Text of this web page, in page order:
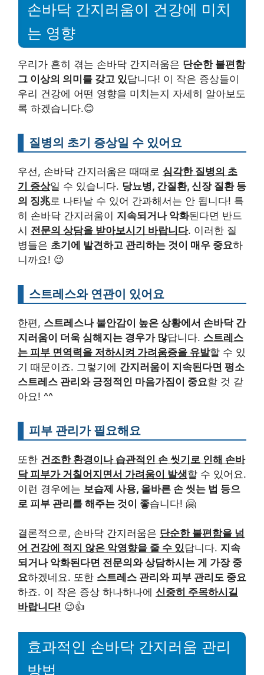
손바닥 간지러움이 건강에 미치
는 영향
우리가 흔히 겪는 손바닥 간지러움은 단순한 불편함
그 이상의 의미를 갖고 있 답니다! 이 작은 증상들이
우리 건강에 어떤 영향을 미치는지 자세히 알아보도
록 하겠습니다.😊
질병의 초기 증상일 수 있어요
우선, 손바닥 간지러움은 때때로 심각한 질병의 초
기 증상일 수 있습니다. 당뇨병, 간질환, 신장 질환 등
의 징兆로 나타날 수 있어 간과해서는 안 됩니다! 특
히 손바닥 간지러움이 지속되거나 악화된다면 반드
시 전문의 상담을 받아보시기 바랍니다. 이러한 질
병들은 초기에 발견하고 관리하는 것이 매우 중요하
니까요! 😉
스트레스와 연관이 있어요
한편, 스트레스나 불안감이 높은 상황에서 손바닥 간
지러움이 더욱 심해지는 경우가 많답니다. 스트레스
는 피부 면역력을 저하시켜 가려움증을 유발할 수 있
기 때문이죠. 그렇기에 간지러움이 지속된다면 평소
스트레스 관리와 긍정적인 마음가짐이 중요할 것 같
아요! ^^
피부 관리가 필요해요
또한 건조한 환경이나 습관적인 손 씻기로 인해 손바
닥 피부가 거칠어지면서 가려움이 발생할 수 있어요.
이런 경우에는 보습제 사용, 올바른 손 씻는 법 등으
로 피부 관리를 해주는 것이 좋습니다! 🤗
결론적으로, 손바닥 간지러움은 단순한 불편함을 넘
어 건강에 적지 않은 악영향을 줄 수 있 답니다. 지속
되거나 악화된다면 전문의와 상담하시는 게 가장 중
요하겠네요. 또한 스트레스 관리와 피부 관리도 중요
하죠. 이 작은 증상 하나하나에 신중히 주목하시길
바랍니다! 😉👍
효과적인 손바닥 간지러움 관리
방법